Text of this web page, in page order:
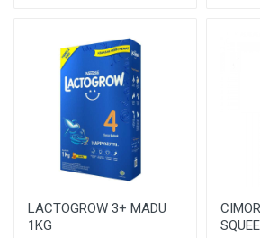
LACTOGROW 3+ MADU
1KG